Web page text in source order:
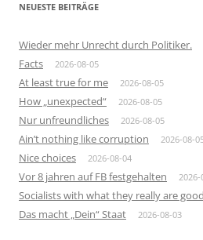
NEUESTE BEITRÄGE
Wieder mehr Unrecht durch Politiker.
Facts 2026-08-05
At least true for me 2026-08-05
How „unexpected“ 2026-08-05
Nur unfreundliches 2026-08-05
Ain’t nothing like corruption 2026-08-
Nice choices 2026-08-04
Vor 8 jahren auf FB festgehalten 2026-
Socialists with what they really are
Das macht „Dein“ Staat 2026-08-03